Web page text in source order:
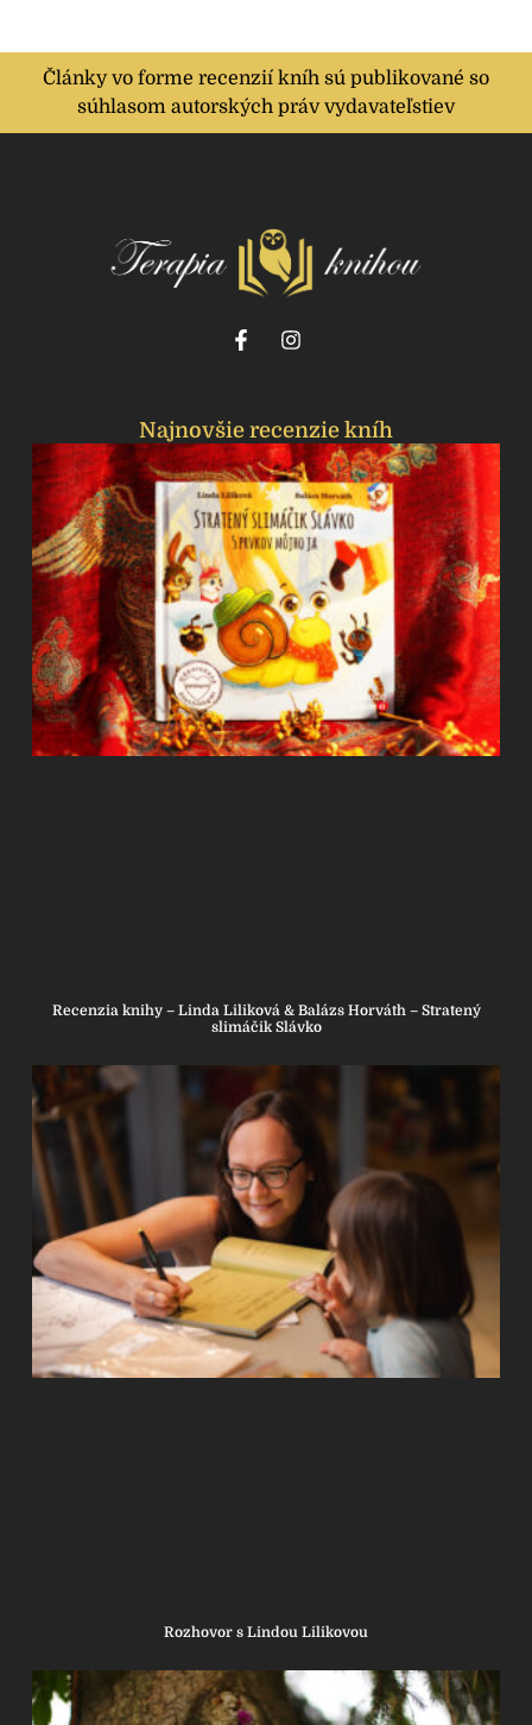
Články vo forme recenzií kníh sú publikované so
súhlasom autorských práv vydavateľstiev
Najnovšie recenzie kníh
Recenzia knihy – Linda Liliková & Balázs Horváth – Stratený
slimáčik Slávko
Rozhovor s Lindou Lilikovou